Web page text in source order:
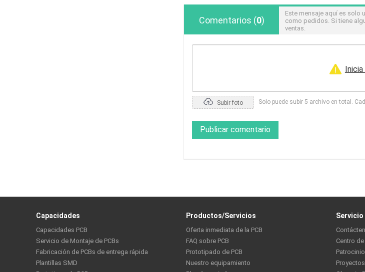
Comentarios (0)
Este mensaje aquí es solo
como pedidos. Si tiene
ventas.
Subir foto Solo puede subir 5 archivo en total.
Publicar comentario
Capacidades
Capacidades PCB
Servicio de Montaje de PCBs
Fabricación de PCBs de entrega rápida
Plantillas SMD
Productos/Servicios
Oferta inmediata de la PCB
FAQ sobre PCB
Prototipado de PCB
Nuestro equipamiento
Centro
Patrocinio